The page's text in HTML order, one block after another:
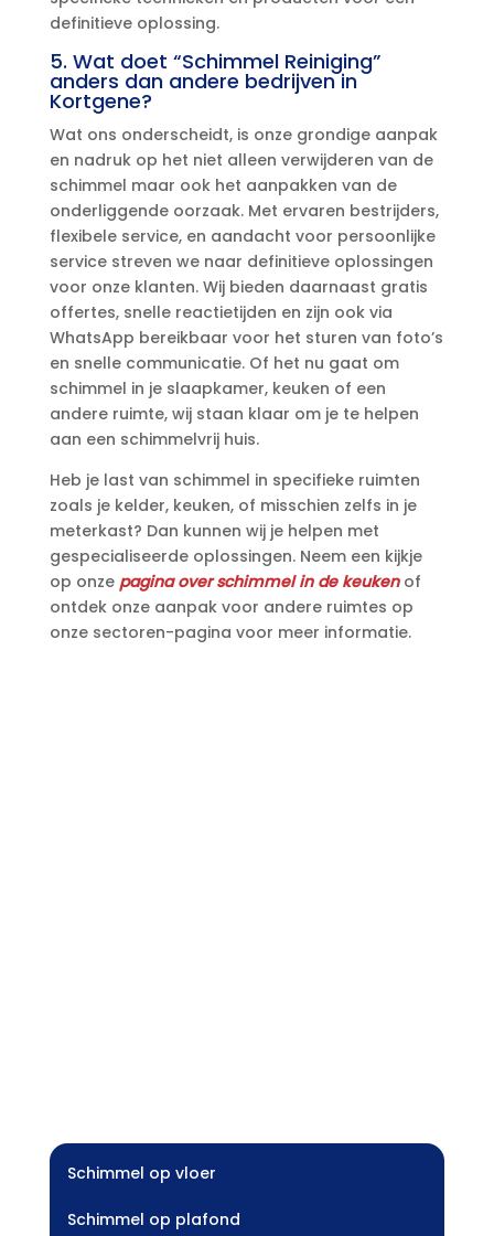
definitieve oplossing.​
5.​ Wat doet “Schimmel Reiniging”
anders dan andere bedrijven in
Kortgene?
Wat ons onderscheidt, is onze grondige aanpak
en nadruk op het niet alleen verwijderen van de
schimmel maar ook het aanpakken van de
onderliggende oorzaak.​ Met ervaren bestrijders,
flexibele service, en aandacht voor persoonlijke
service streven we naar definitieve oplossingen
voor onze klanten.​ Wij bieden daarnaast gratis
offertes, snelle reactietijden en zijn ook via
WhatsApp bereikbaar voor het sturen van foto’s
en snelle communicatie.​ Of het nu gaat om
schimmel in je slaapkamer, keuken of een
andere ruimte, wij staan klaar om je te helpen
aan een schimmelvrij huis.​
Heb je last van schimmel in specifieke ruimten
zoals je kelder, keuken, of misschien zelfs in je
meterkast? Dan kunnen wij je helpen met
gespecialiseerde oplossingen.​ Neem een kijkje
op onze pagina over schimmel in de keukenof
ontdek onze aanpak voor andere ruimtes op
onze sectoren-pagina voor meer informatie.​
Schimmel op vloer
Schimmel op plafond